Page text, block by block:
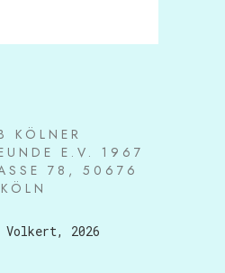
KÖLNER
E.V. 1967
78, 50676 K
ÖLN
Volkert, 2026